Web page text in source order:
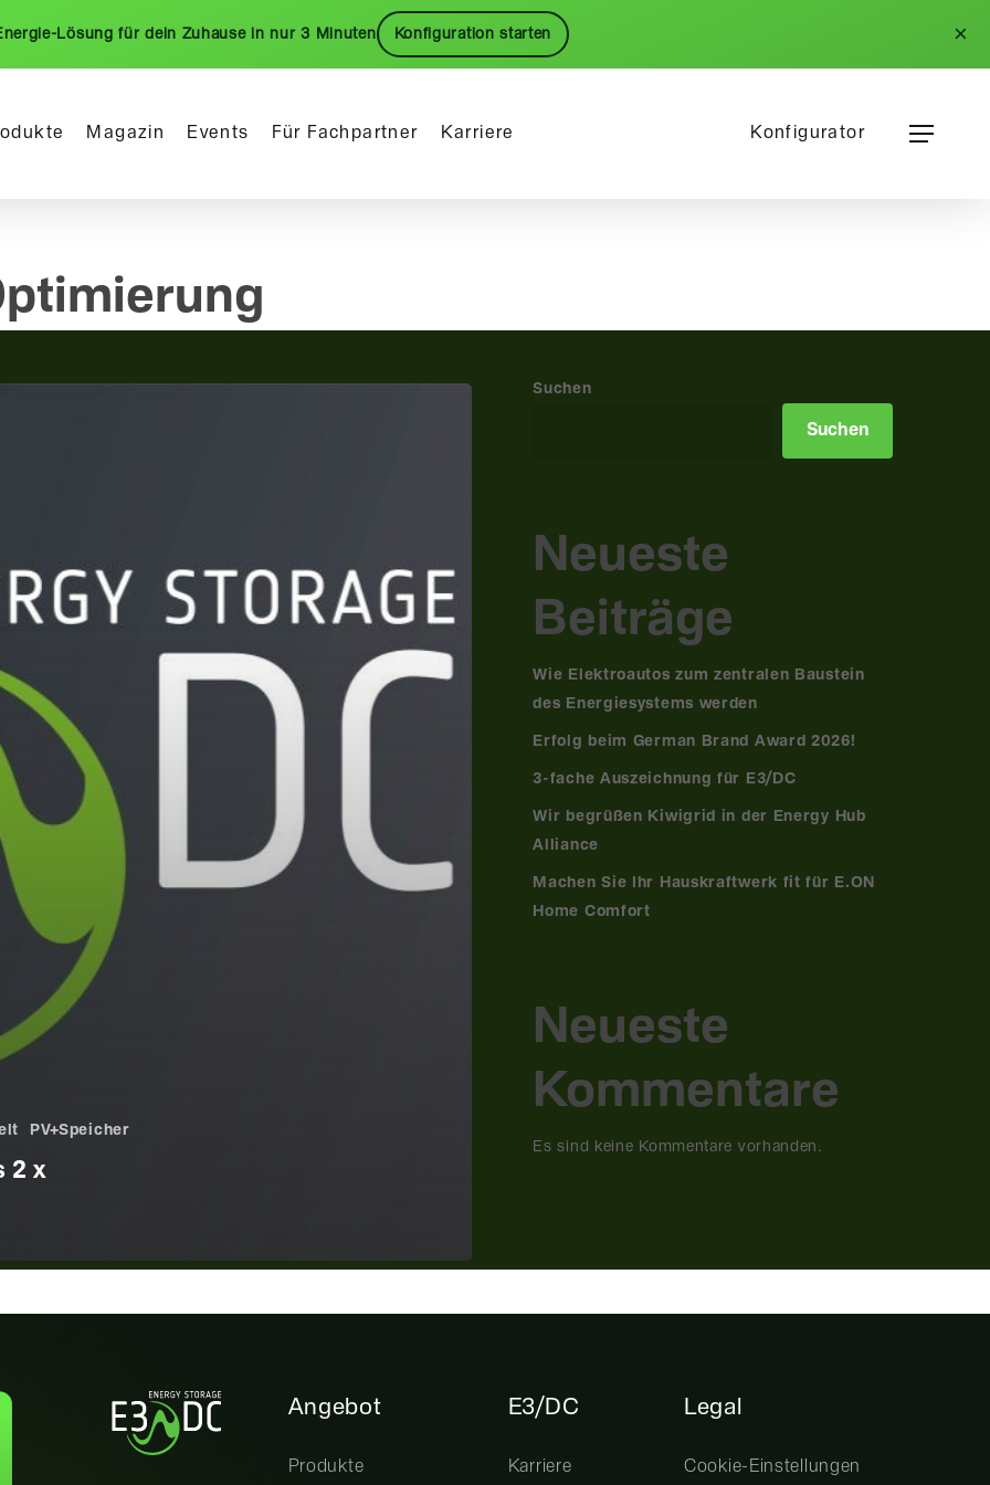
Lösung für dein Zuhause in nur 3 Minuten Konfiguration starten ×
Magazin Events Für Fachpartner Karriere Konfigurator Menu
PV+Speicher
2 x
Suchen
Suchen
Neueste
Beiträge
Wie Elektroautos zum zentralen Baustein
des Energiesystems werden
Erfolg beim German Brand Award 2026!
3-fache Auszeichnung für E3/DC
Wir begrüßen Kiwigrid in der Energy Hub
Alliance
Machen Sie Ihr Hauskraftwerk fit für E.ON
Home Comfort
Neueste
Kommentare
Es sind keine Kommentare vorhanden.
Angebot
Produkte
E3/DC
Karriere
Legal
Cookie-Einstellungen